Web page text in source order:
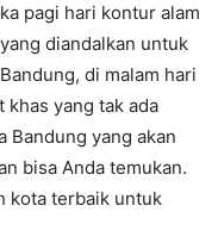
pagi hari kontur alam
diandalkan untuk
di malam hari
yang tak ada
Bandung yang akan
bisa Anda temukan.
kota terbaik untuk